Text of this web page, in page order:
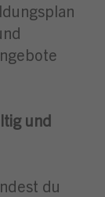
und
du